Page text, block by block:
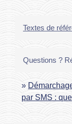
Textes de
Questions ?
par SMS :